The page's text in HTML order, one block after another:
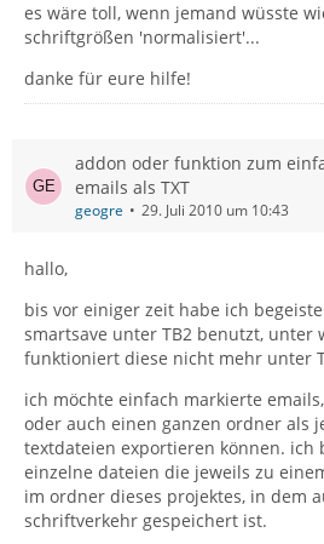
es wäre toll, wenn jemand wüsste
schriftgrößen 'normalisiert'...
danke für eure hilfe!
addon oder funktion zum
emails als TXT
geogre 29. Juli 2010 um 10:43
hallo,
bis vor einiger zeit habe ich
smartsave unter TB2 benutzt, unter
funktioniert diese nicht mehr unter
ich möchte einfach markierte
oder auch einen ganzen ordner als
textdateien exportieren können. ich
einzelne dateien die jeweils zu
im ordner dieses projektes, in dem
schriftverkehr gespeichert ist.